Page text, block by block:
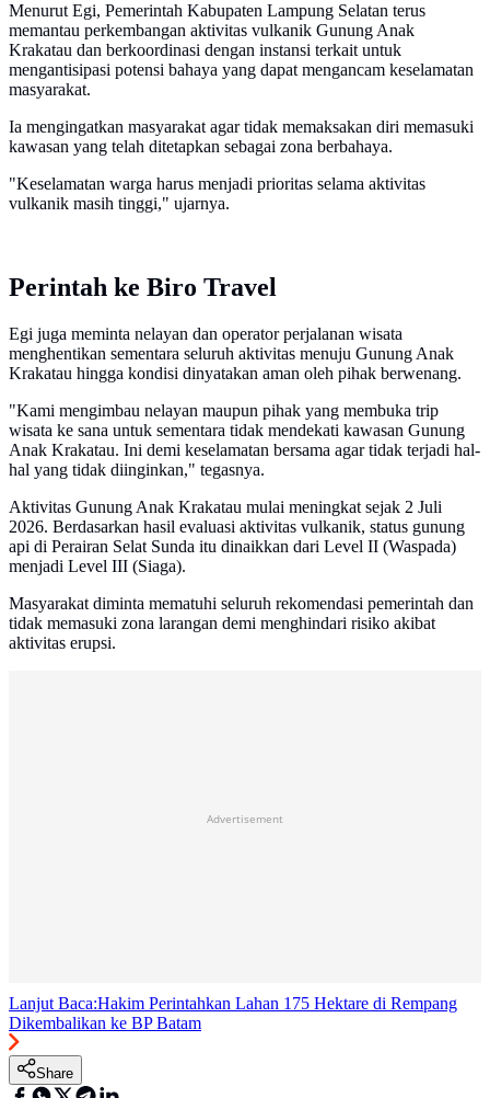
Menurut Egi, Pemerintah Kabupaten Lampung Selatan terus
memantau perkembangan aktivitas vulkanik Gunung Anak
Krakatau dan berkoordinasi dengan instansi terkait untuk
mengantisipasi potensi bahaya yang dapat mengancam keselamatan
masyarakat.
Ia mengingatkan masyarakat agar tidak memaksakan diri memasuki
kawasan yang telah ditetapkan sebagai zona berbahaya.
"Keselamatan warga harus menjadi prioritas selama aktivitas
vulkanik masih tinggi," ujarnya.
Perintah ke Biro Travel
Egi juga meminta nelayan dan operator perjalanan wisata
menghentikan sementara seluruh aktivitas menuju Gunung Anak
Krakatau hingga kondisi dinyatakan aman oleh pihak berwenang.
"Kami mengimbau nelayan maupun pihak yang membuka trip
wisata ke sana untuk sementara tidak mendekati kawasan Gunung
Anak Krakatau. Ini demi keselamatan bersama agar tidak terjadi hal-
hal yang tidak diinginkan," tegasnya.
Aktivitas Gunung Anak Krakatau mulai meningkat sejak 2 Juli
2026. Berdasarkan hasil evaluasi aktivitas vulkanik, status gunung
api di Perairan Selat Sunda itu dinaikkan dari Level II (Waspada)
menjadi Level III (Siaga).
Masyarakat diminta mematuhi seluruh rekomendasi pemerintah dan
tidak memasuki zona larangan demi menghindari risiko akibat
aktivitas erupsi.
Advertisement
Lanjut Baca:Hakim Perintahkan Lahan 175 Hektare di Rempang
Dikembalikan ke BP Batam
Share